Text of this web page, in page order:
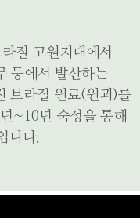
질 고원지대에서
등에서 발산하는
브라질 원료(원괴)를
~10년 숙성을 통해
니다.